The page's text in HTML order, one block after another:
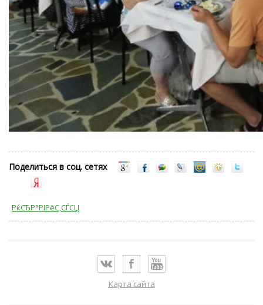
Поделиться в соц. сетях
РќСЂР°РІРёС‚СЃСЏ
Карта сайта